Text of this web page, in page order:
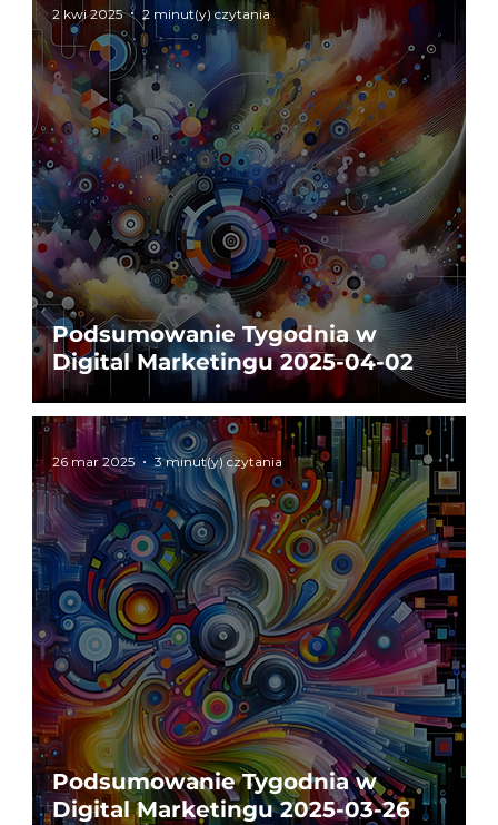
Podsumowanie Tygodnia w
Digital Marketingu 2025-04-02
2 kwi 2025 2 minut(y) czytania
Podsumowanie Tygodnia w
Digital Marketingu 2025-03-26
26 mar 2025 3 minut(y) czytania